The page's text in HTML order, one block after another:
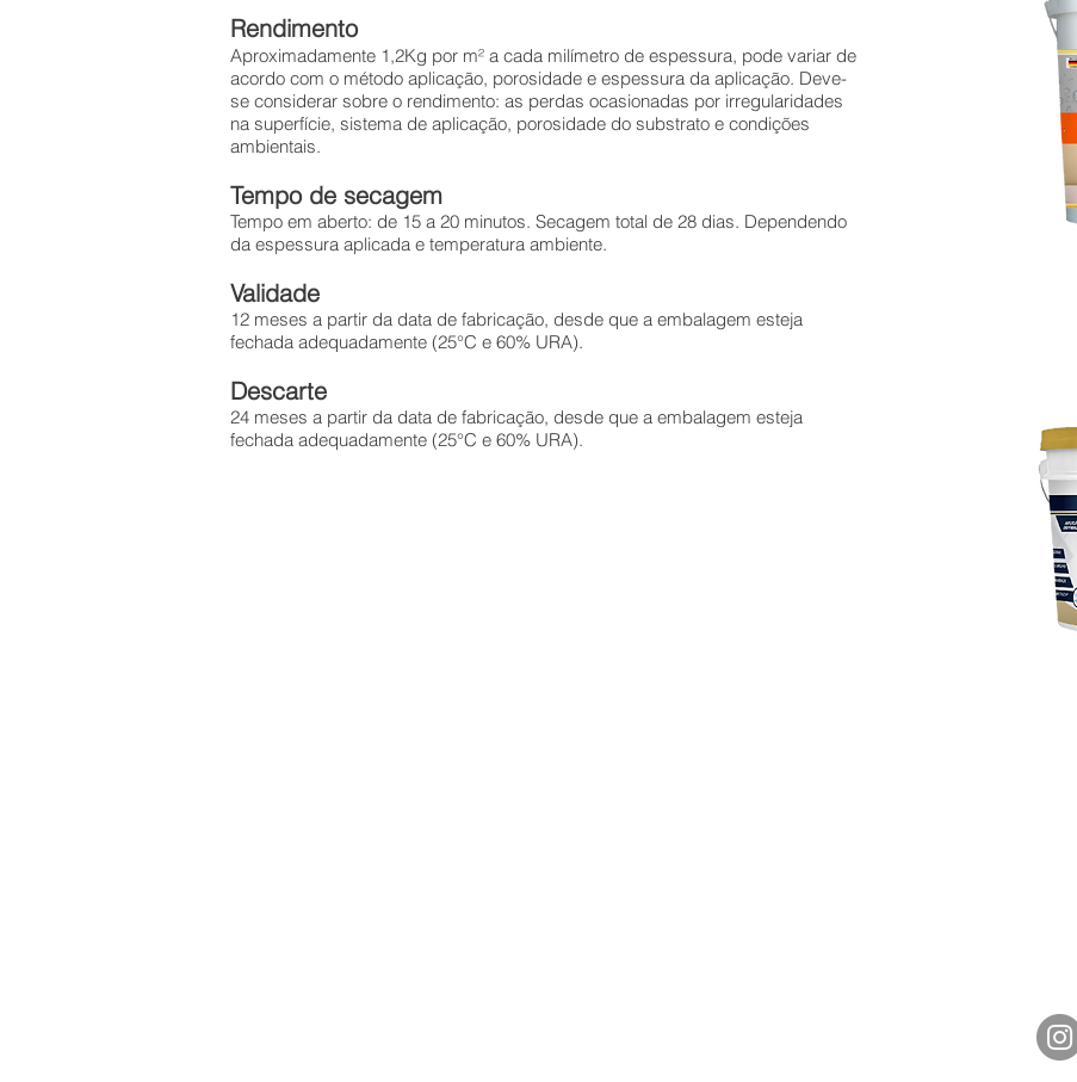
Rendimento
Aproximadamente 1,2Kg por m² a cada milímetro de espessura, pode variar de
acordo com o método aplicação, porosidade e espessura da aplicação. Deve-
se considerar sobre o rendimento: as perdas ocasionadas por irregularidades
na superfície, sistema de aplicação, porosidade do substrato e condições
ambientais.
Tempo de secagem
Tempo em aberto: de 15 a 20 minutos. Secagem total de 28 dias. Dependendo
da espessura aplicada e temperatura ambiente.
Validade
12 meses a partir da data de fabricação, desde que a embalagem esteja
fechada adequadamente (25°C e 60% URA).
Descarte
24 meses a partir da data de fabricação, desde que a embalagem esteja
fechada adequadamente (25°C e 60% URA).